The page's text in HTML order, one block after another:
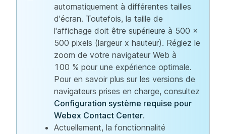
automatiquement à différentes tailles
d'écran. Toutefois, la taille de
l'affichage doit être supérieure à 500 x
500 pixels (largeur x hauteur). Réglez le
zoom de votre navigateur Web à
100 % pour une expérience optimale.
Pour en savoir plus sur les versions de
navigateurs prises en charge, consultez
Configuration système requise pour
Webex Contact Center.
Actuellement, la fonctionnalité